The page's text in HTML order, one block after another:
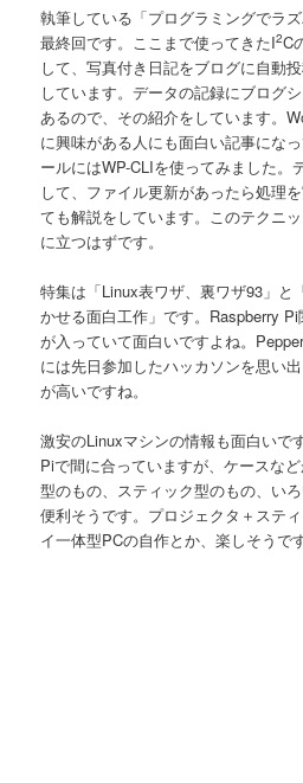
執筆している「プログラミングでラ
最終回です。ここまで使ってきたI2C
して、写真付き日記をブログに自動
しています。データの記録にブログ
あるので、その紹介をしています。
に興味がある人にも面白い記事にな
ールにはWP-CLIを使ってみました。
して、ファイル更新があったら処理
ても解説をしています。このテクニ
に立つはずです。
特集は「Linux表ワザ、裏ワザ93」と
かせる面白工作」です。Raspberry
が入っていて面白いですよね。
には先日参加したハッカソンを思い
が高いですね。
激安のLinuxマシンの情報も面白いで
Piで間に合っていますが、ケースな
型のもの、スティック型のもの、い
便利そうです。プロジェクタ＋ステ
イ一体型PCの自作とか、楽しそうです